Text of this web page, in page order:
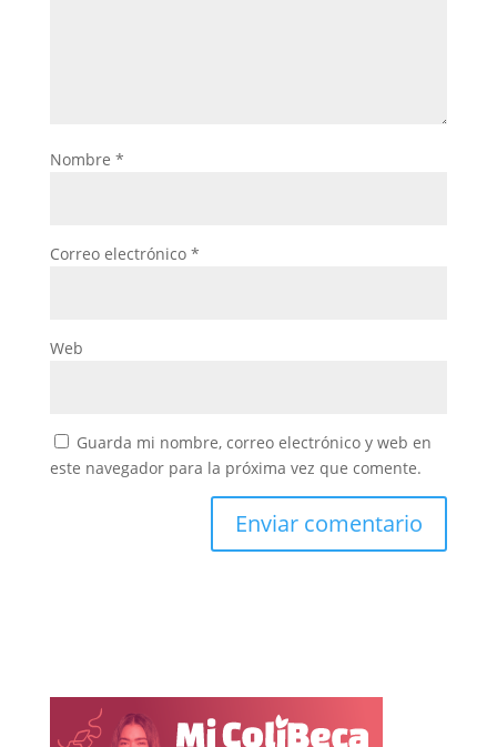
Nombre *
Correo electrónico *
Web
Guarda mi nombre, correo electrónico y web en
este navegador para la próxima vez que comente.